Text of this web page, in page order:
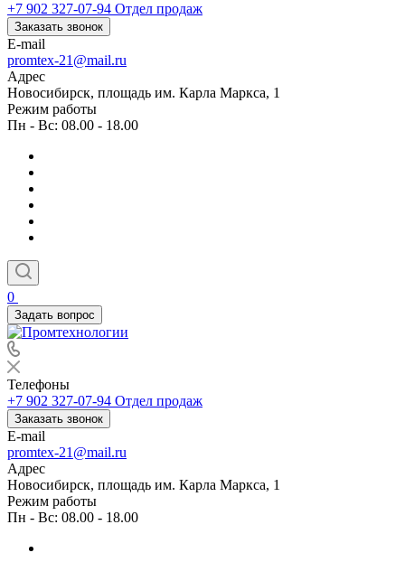
+7 902 327-07-94 Отдел продаж
Заказать звонок
E-mail
promtex-21@mail.ru
Адрес
Новосибирск, площадь им. Карла Маркса, 1
Режим работы
Пн - Вс: 08.00 - 18.00
0
Задать вопрос
Телефоны
+7 902 327-07-94 Отдел продаж
Заказать звонок
E-mail
promtex-21@mail.ru
Адрес
Новосибирск, площадь им. Карла Маркса, 1
Режим работы
Пн - Вс: 08.00 - 18.00